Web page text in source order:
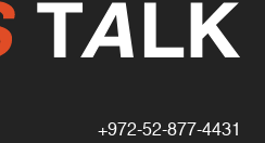
972-52-877-4431+